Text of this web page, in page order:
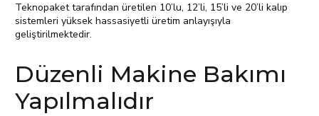
Teknopaket tarafından üretilen 10’lu, 12’li, 15’li ve 20’li kalıp
sistemleri yüksek hassasiyetli üretim anlayışıyla
geliştirilmektedir.
Düzenli Makine Bakımı
Yapılmalıdır